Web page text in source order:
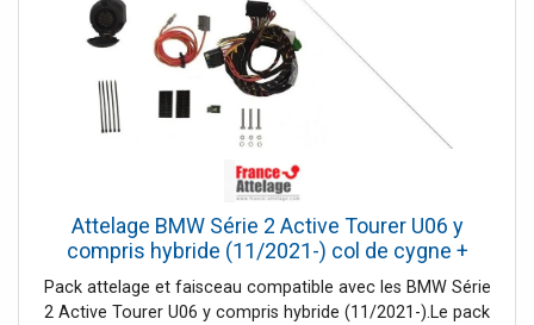
Attelage BMW Série 2 Active Tourer U06 y
compris hybride (11/2021-) col de cygne +
Faisceau spécifique 13 broches Bosstow
Pack attelage et faisceau compatible avec les BMW Série
2 Active Tourer U06 y compris hybride (11/2021-).Le pack